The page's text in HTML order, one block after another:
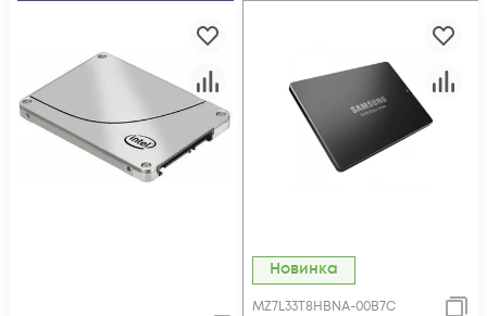
Новинка
MZ7L33T8HBNA-00B7C